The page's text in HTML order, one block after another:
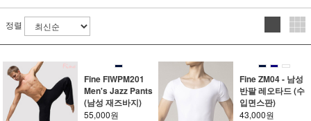
정렬
Fine FIWPM201
Men's Jazz Pants
(남성 재즈바지)
55,000원
Fine ZM04 - 남성
반팔 레오타드 (수
입면스판)
43,000원